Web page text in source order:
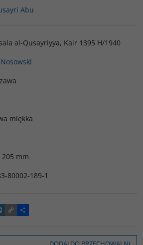
Abu
al-Qusayriyya, Kair 1395 H/1940
miękka
205 mm
80002-189-1
C
o
y
P
o
z